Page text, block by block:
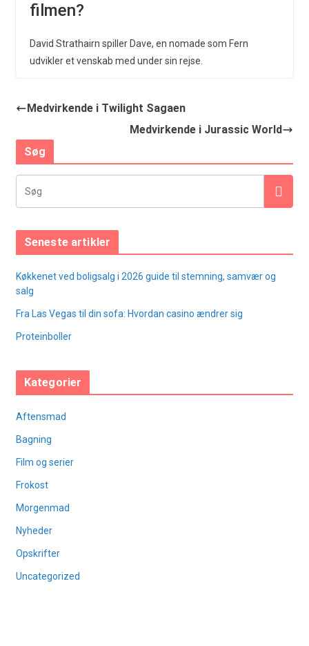
filmen?
David Strathairn spiller Dave, en nomade som Fern
udvikler et venskab med under sin rejse.
Medvirkende i Twilight Sagaen
Medvirkende i Jurassic World
Søg
Seneste artikler
Køkkenet ved boligsalg i 2026 guide til stemning, samvær og
salg
Fra Las Vegas til din sofa: Hvordan casino ændrer sig
Proteinboller
Kategorier
Aftensmad
Bagning
Film og serier
Frokost
Morgenmad
Nyheder
Opskrifter
Uncategorized